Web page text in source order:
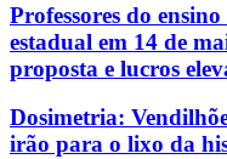
Professores do
estadual em 14 de
proposta e lucros
Dosimetria:
irão para o lixo da